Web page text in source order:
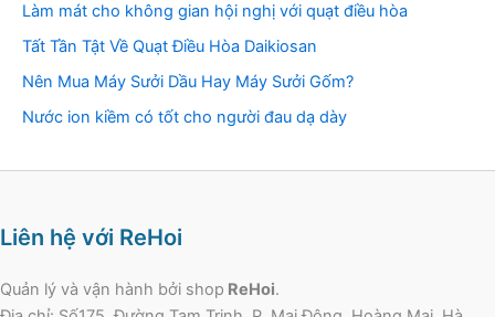
Làm mát cho không gian hội nghị với quạt điều hòa
Tất Tần Tật Về Quạt Điều Hòa Daikiosan
Nên Mua Máy Sưởi Dầu Hay Máy Sưởi Gốm?
Nước ion kiềm có tốt cho người đau dạ dày
Liên hệ với ReHoi
Quản lý và vận hành bởi shop ReHoi.